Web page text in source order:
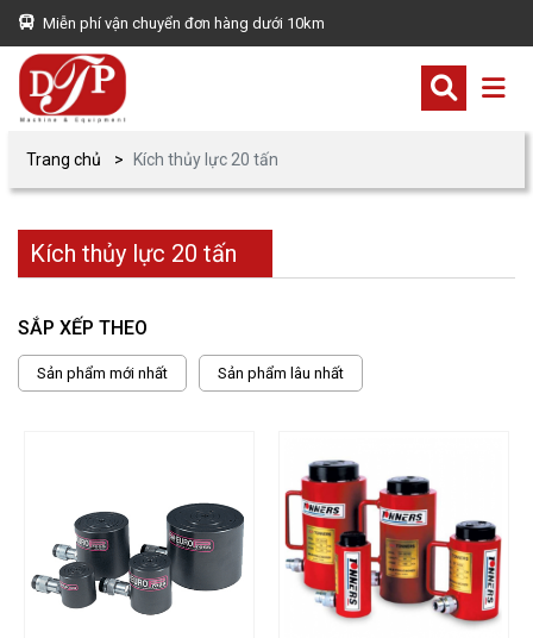
Miễn phí vận chuyển đơn hàng dưới 10km
Trang chủ Kích thủy lực 20 tấn
Kích thủy lực 20 tấn
SẮP XẾP THEO
Sản phẩm mới nhất Sản phẩm lâu nhất